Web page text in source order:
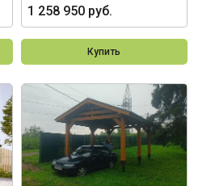
1 258 950 руб.
Купить